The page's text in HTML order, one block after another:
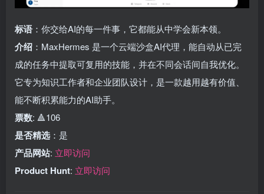
标语 ：你交给AI的每一件事，它都能从中学会新本领。
介绍 ：MaxHermes 是一个云端沙盒AI代理，能自动从已完
成的任务中提取可复用的技能，并在不同会话间自我优化。
它专为知识工作者和企业团队设计，是一款越用越有价值、
能不断积累能力的AI助手。
票数: 🔺106
是否精选 ：是
产品网站: 立即访问
Product Hunt: 立即访问